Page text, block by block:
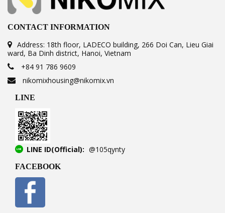
CONTACT INFORMATION
Address: 18th floor, LADECO building, 266 Doi Can, Lieu Giai
ward, Ba Dinh district, Hanoi, Vietnam
+84 91 786 9609
nikomixhousing@nikomix.vn
LINE
LINE ID(Official): @105qynty
FACEBOOK